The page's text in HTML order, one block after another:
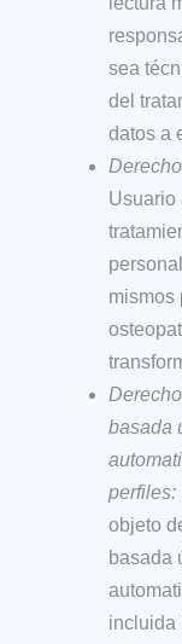
sea
del
datos a
Usuario
mismos
basada
perfiles:
objeto
basada
incluida